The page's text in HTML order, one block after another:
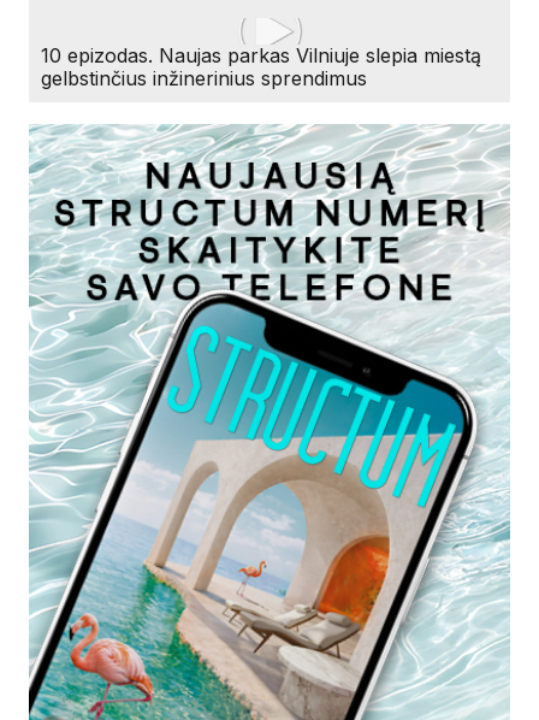
10 epizodas. Naujas parkas Vilniuje slepia miestą
gelbstinčius inžinerinius sprendimus